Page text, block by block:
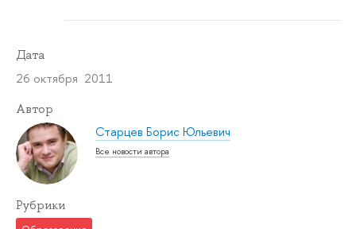
Дата
26 октября 2011
Автор
Старцев Борис Юльевич
Все новости автора
Рубрики